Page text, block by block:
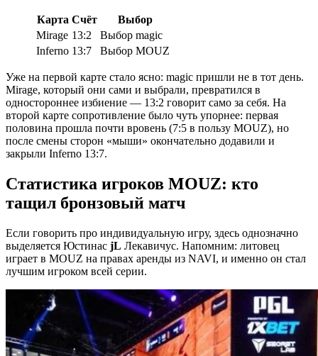
Карта Счёт
Выбор
Mirage 13:2
Выбор magic
Inferno 13:7 Выбор MOUZ
Уже на первой карте стало ясно: magic пришли не в тот день.
Mirage, который они сами и выбрали, превратился в
одностороннее избиение — 13:2 говорит само за себя. На
второй карте сопротивление было чуть упорнее: первая
половина прошла почти вровень (7:5 в пользу MOUZ), но
после смены сторон «мыши» окончательно додавили и
закрыли Inferno 13:7.
Статистика игроков MOUZ: кто
тащил бронзовый матч
Если говорить про индивидуальную игру, здесь однозначно
выделяется Юстинас jL Лекавичус. Напомним: литовец
играет в MOUZ на правах аренды из NAVI, и именно он стал
лучшим игроком всей серии.